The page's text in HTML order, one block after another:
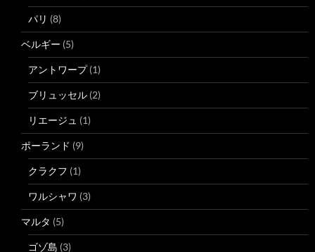
パリ (8)
ベルギー (5)
アントワープ(1)
ブリュッセル (2)
リエージュ (1)
ポーランド (9)
クラクフ (1)
ワルシャワ (3)
マルタ (5)
ゴゾ島 (3)